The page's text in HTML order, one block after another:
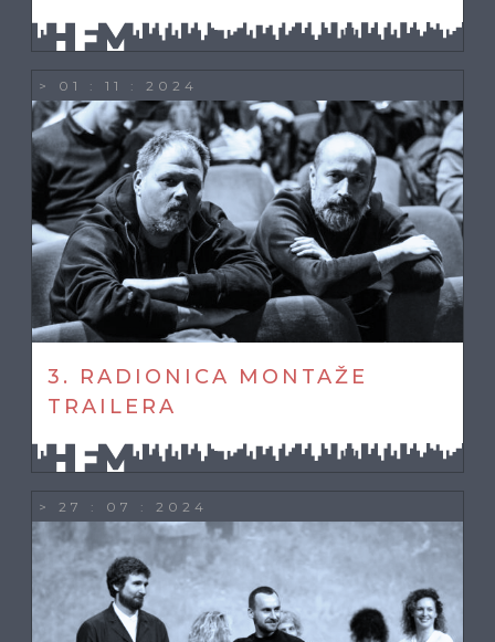
> 01 : 11 : 2024
3. RADIONICA MONTAŽE
TRAILERA
> 27 : 07 : 2024